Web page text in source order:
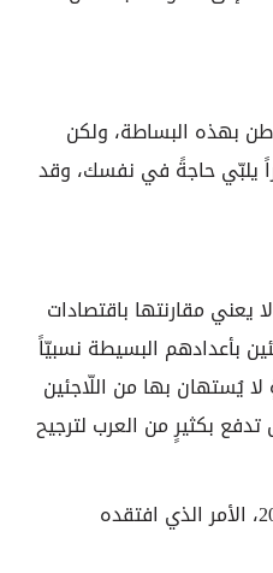
بهذه البساطة، ولكن
يلبّي حاجةً في نفسك، وقد
يعني مقارنتها باقتصادات
بأعدادهم البسيطة نسبيّاً
يُستهان بها من اللّاجئين
بكثيرٍ من العرب لترجيح
* حالة الاستقرار السّياسيّ والأمنيّ الّذي تشهده تركيا وخصوصاً بعد انتخابات 2018، الأمر الذي افتقده